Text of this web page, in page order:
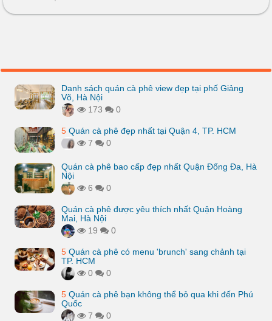
Danh sách quán cà phê view đẹp tại phố Giảng
Võ, Hà Nội
173
0
5 Quán cà phê đẹp nhất tại Quận 4, TP. HCM
7
0
Quán cà phê bao cấp đẹp nhất Quận Đống Đa, Hà
Nội
6
0
Quán cà phê được yêu thích nhất Quận Hoàng
Mai, Hà Nội
19
0
5 Quán cà phê có menu 'brunch' sang chảnh tại
TP. HCM
0
0
5 Quán cà phê bạn không thể bỏ qua khi đến Phú
Quốc
7
0